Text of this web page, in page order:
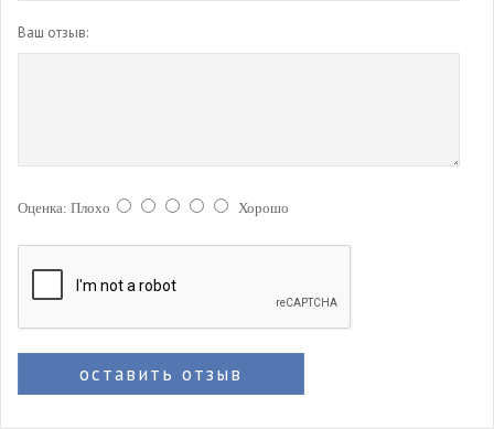
Ваш отзыв:
Оценка: Плохо Хорошо
оставить отзыв